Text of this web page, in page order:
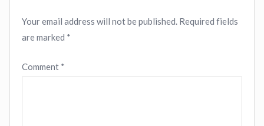
Your email address will not be published. Required fields
are marked *
Comment *